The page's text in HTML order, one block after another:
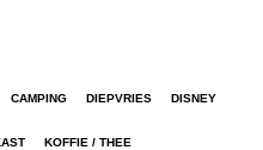
CAMPING DIEPVRIES DISNEY
KOFFIE / THEE